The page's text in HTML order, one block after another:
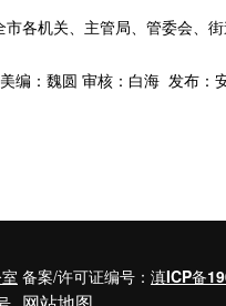
机关、主管局、管委会、
魏圆 审核：白海 发布：
备案/许可证编号： 滇ICP备